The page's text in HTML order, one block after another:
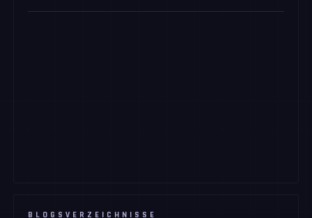
BLOGSVERZEICHNISSE